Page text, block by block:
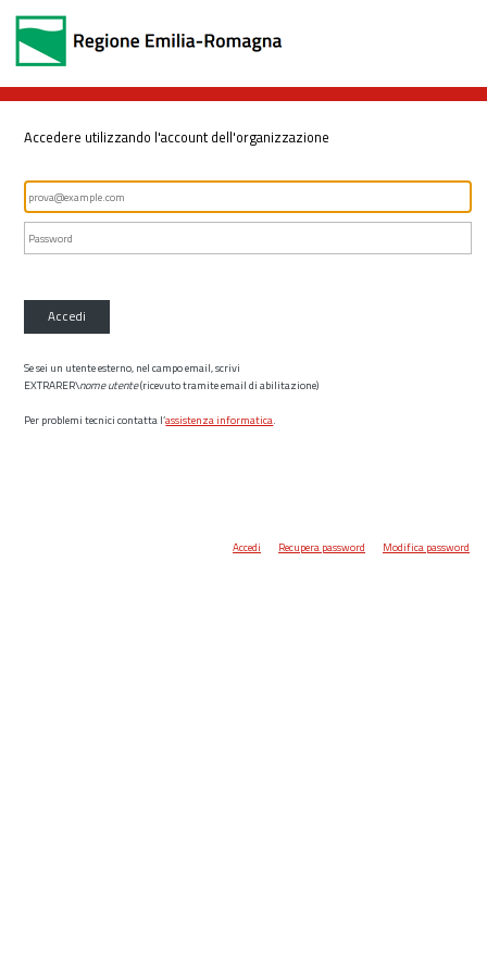
Accedere utilizzando l'account dell'organizzazione
Accedi
Se sei un utente esterno, nel campo email, scrivi
EXTRARER\nome utente(ricevuto tramite email di abilitazione)
Per problemi tecnici contatta l’assistenza informatica.
Accedi Recupera password Modifica password